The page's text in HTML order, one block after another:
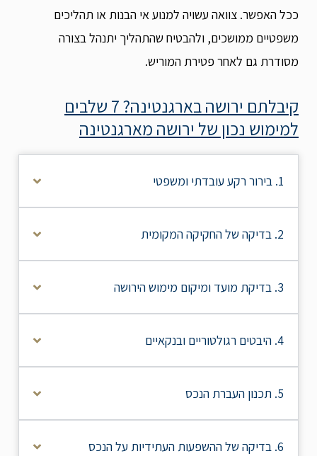
ככל האפשר. צוואה עשויה למנוע אי הבנות או תהליכים
משפטיים ממושכים, ולהבטיח שהתהליך יתנהל בצורה
מסודרת גם לאחר פטירת המוריש.
קיבלתם ירושה בארגנטינה? 7 שלבים
למימוש נכון של ירושה מארגנטינה
1. בירור רקע עובדתי ומשפטי
2. בדיקה של החקיקה המקומית
3. בדיקת מועד ומיקום מימוש הירושה
4. היבטים רגולטוריים ובנקאיים
5. תכנון העברת הנכס
6. בדיקה של ההשפעות העתידיות על הנכס